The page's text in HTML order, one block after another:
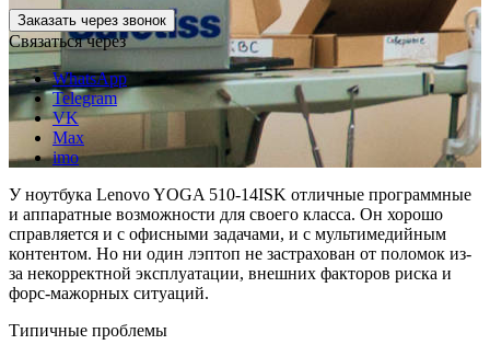
Заказать через звонок
Связаться через
WhatsApp
Telegram
VK
Max
imo
У ноутбука Lenovo YOGA 510-14ISK отличные программные
и аппаратные возможности для своего класса. Он хорошо
справляется и с офисными задачами, и с мультимедийным
контентом. Но ни один лэптоп не застрахован от поломок из-
за некорректной эксплуатации, внешних факторов риска и
форс-мажорных ситуаций.
Типичные проблемы